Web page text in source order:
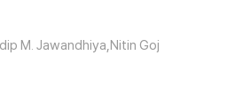
M. Jawandhiya,Nitin Goj